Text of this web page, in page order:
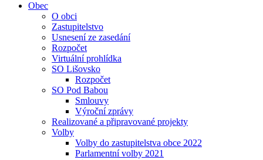
Obec
O obci
Zastupitelstvo
Usnesení ze zasedání
Rozpočet
Virtuální prohlídka
SO Lišovsko
Rozpočet
SO Pod Babou
Smlouvy
Výroční zprávy
Realizované a připravované projekty
Volby
Volby do zastupitelstva obce 2022
Parlamentní volby 2021